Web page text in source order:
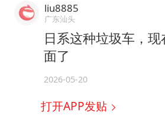
liu8885
广东汕头
日系这种垃圾车，
面了
2026-05-20
打开APP发贴